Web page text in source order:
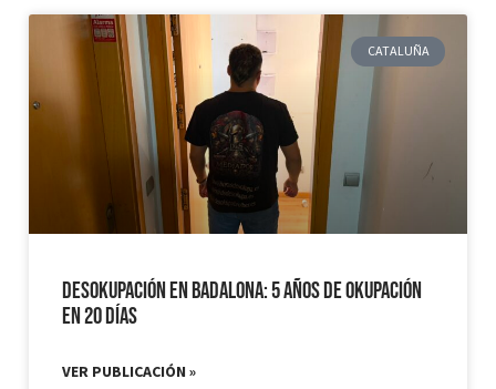
CATALUÑA
Desokupación en Badalona: 5 años de Okupación
en 20 días
VER PUBLICACIÓN »